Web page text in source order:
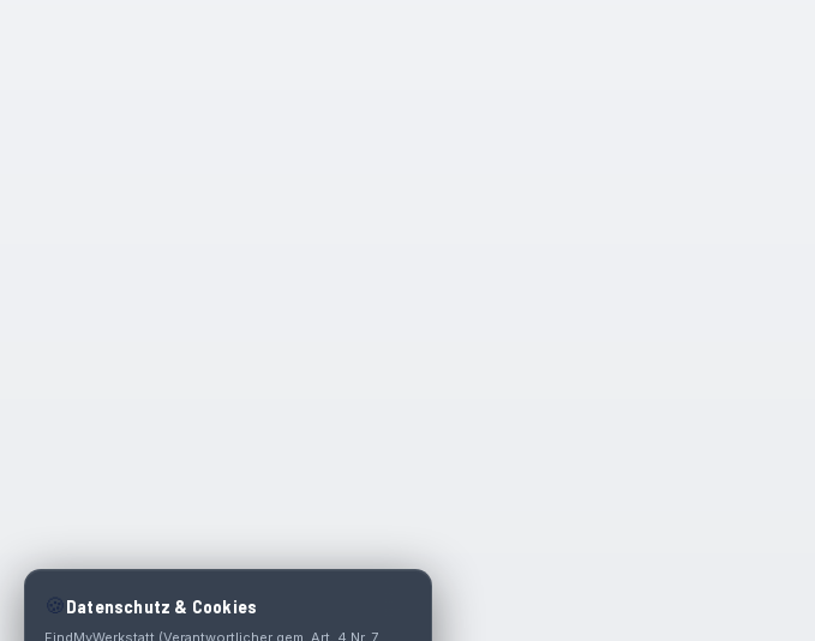
🍪 Datenschutz & Cookies
FindMyWerkstatt (Verantwortlicher gem. Art. 4 Nr. 7